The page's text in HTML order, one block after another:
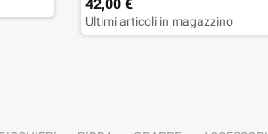
42,00 €
Ultimi articoli in magazzino